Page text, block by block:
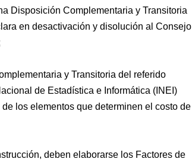
Disposición Complementaria y Transitoria
en desactivación y disolución al Consejo
y Transitoria del referido
de Estadística e Informática (INEI)
los elementos que determinen el costo de
deben elaborarse los Factores de